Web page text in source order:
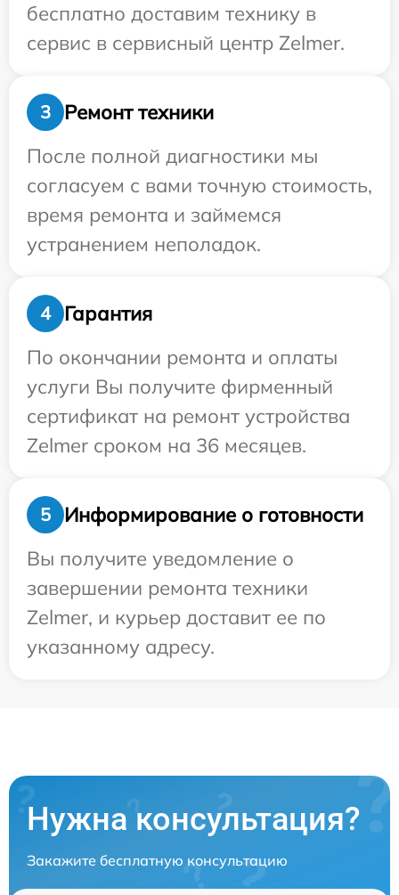
бесплатно доставим технику в
сервис в сервисный центр Zelmer.
3
Ремонт техники
После полной диагностики мы
согласуем с вами точную стоимость,
время ремонта и займемся
устранением неполадок.
4
Гарантия
По окончании ремонта и оплаты
услуги Вы получите фирменный
сертификат на ремонт устройства
Zelmer сроком на 36 месяцев.
5
Информирование о готовности
Вы получите уведомление о
завершении ремонта техники
Zelmer, и курьер доставит ее по
указанному адресу.
Нужна консультация?
Закажите бесплатную консультацию